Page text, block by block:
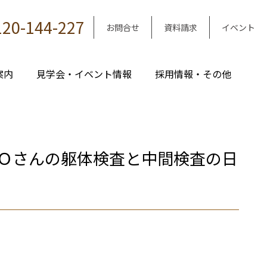
144-227 お問合せ 資料請求 イベント
内 見学会・イベント情報 採用情報・その他
さんの躯体検査と中間検査の日